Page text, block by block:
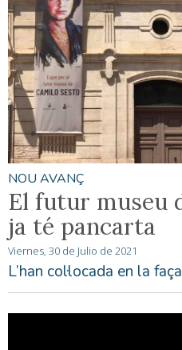
NOU AVANÇ
El futur museu
ja té pancarta
Viernes, 30 de Julio de 2021
L’han col·locada en la